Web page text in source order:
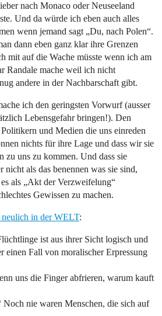
nach Monaco oder Neuseeland
Und da würde ich eben auch alles
wenn jemand sagt „Du, nach Polen“.
dann eben ganz klar ihre Grenzen
mit auf die Wache müsste wenn ich am
Randale mache weil ich nicht
andere in der Nachbarschaft gibt.
ich den geringsten Vorwurf (ausser
Lebensgefahr bringen!). Den
und Medien die uns einreden
nichts für ihre Lage und dass wir sie
zu uns zu kommen. Und dass sie
nicht als das benennen was sie sind,
als „Akt der Verzweifelung“
Gewissen zu machen.
in der WELT:
ist aus ihrer Sicht logisch und
einen Fall von moralischer Erpressung
uns die Finger abfrieren, warum kauft
Noch nie waren Menschen, die sich auf